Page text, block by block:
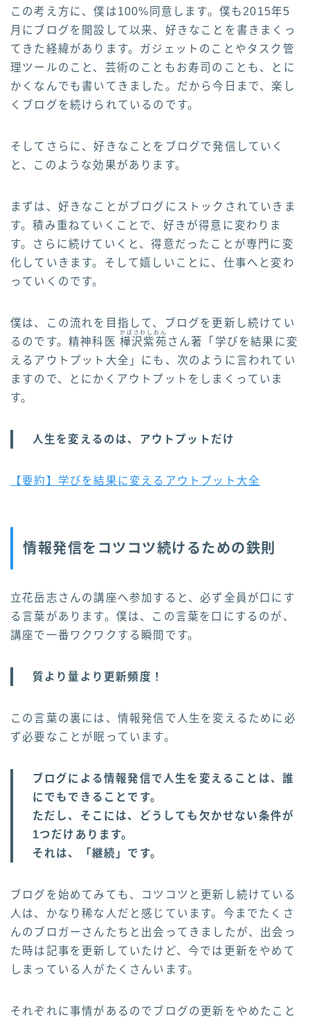
この考え方に、僕は100%同意します。僕も2015年5
月にブログを開設して以来、好きなことを書きまくっ
てきた経緯があります。ガジェットのことやタスク管
理ツールのこと、芸術のこともお寿司のことも、とに
かくなんでも書いてきました。だから今日まで、楽し
くブログを続けられているのです。
そしてさらに、好きなことをブログで発信していく
と、このような効果があります。
まずは、好きなことがブログにストックされていきま
す。積み重ねていくことで、好きが得意に変わりま
す。さらに続けていくと、得意だったことが専門に変
化していきます。そして嬉しいことに、仕事へと変わ
っていくのです。
僕は、この流れを目指して、ブログを更新し続けてい
るのです。精神科医 樺沢紫苑
かばさわしおん
さん著「学びを結果に変
えるアウトプット大全」にも、次のように言われてい
ますので、とにかくアウトプットをしまくっていま
す。
人生を変えるのは、アウトプットだけ
【要約】学びを結果に変えるアウトプット大全
情報発信をコツコツ続けるための鉄則
立花岳志さんの講座へ参加すると、必ず全員が口にす
る言葉があります。僕は、この言葉を口にするのが、
講座で一番ワクワクする瞬間です。
質より量より更新頻度！
この言葉の裏には、情報発信で人生を変えるために必
ず必要なことが眠っています。
ブログによる情報発信で人生を変えることは、誰
にでもできることです。
ただし、そこには、どうしても欠かせない条件が
1つだけあります。
それは、「継続」です。
ブログを始めてみても、コツコツと更新し続けている
人は、かなり稀な人だと感じています。今までたくさ
んのブロガーさんたちと出会ってきましたが、出会っ
た時は記事を更新していたけど、今では更新をやめて
しまっている人がたくさんいます。
それぞれに事情があるのでブログの更新をやめたこと